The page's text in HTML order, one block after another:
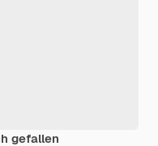
gefallen